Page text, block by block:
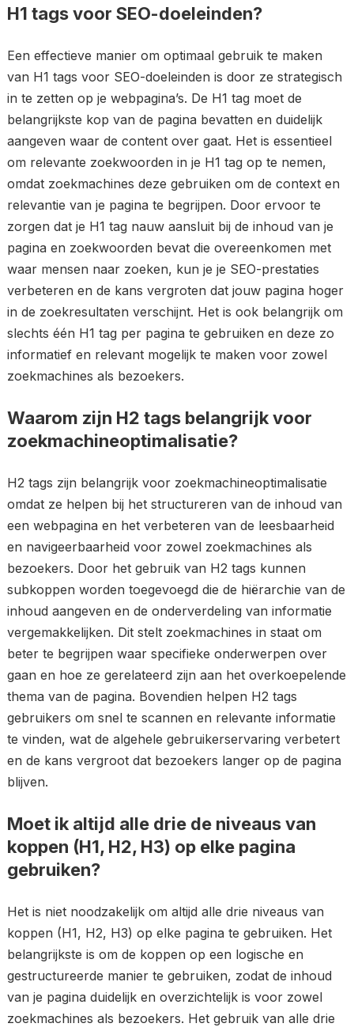
H1 tags voor SEO-doeleinden?
Een effectieve manier om optimaal gebruik te maken
van H1 tags voor SEO-doeleinden is door ze strategisch
in te zetten op je webpagina’s. De H1 tag moet de
belangrijkste kop van de pagina bevatten en duidelijk
aangeven waar de content over gaat. Het is essentieel
om relevante zoekwoorden in je H1 tag op te nemen,
omdat zoekmachines deze gebruiken om de context en
relevantie van je pagina te begrijpen. Door ervoor te
zorgen dat je H1 tag nauw aansluit bij de inhoud van je
pagina en zoekwoorden bevat die overeenkomen met
waar mensen naar zoeken, kun je je SEO-prestaties
verbeteren en de kans vergroten dat jouw pagina hoger
in de zoekresultaten verschijnt. Het is ook belangrijk om
slechts één H1 tag per pagina te gebruiken en deze zo
informatief en relevant mogelijk te maken voor zowel
zoekmachines als bezoekers.
Waarom zijn H2 tags belangrijk voor
zoekmachineoptimalisatie?
H2 tags zijn belangrijk voor zoekmachineoptimalisatie
omdat ze helpen bij het structureren van de inhoud van
een webpagina en het verbeteren van de leesbaarheid
en navigeerbaarheid voor zowel zoekmachines als
bezoekers. Door het gebruik van H2 tags kunnen
subkoppen worden toegevoegd die de hiërarchie van de
inhoud aangeven en de onderverdeling van informatie
vergemakkelijken. Dit stelt zoekmachines in staat om
beter te begrijpen waar specifieke onderwerpen over
gaan en hoe ze gerelateerd zijn aan het overkoepelende
thema van de pagina. Bovendien helpen H2 tags
gebruikers om snel te scannen en relevante informatie
te vinden, wat de algehele gebruikerservaring verbetert
en de kans vergroot dat bezoekers langer op de pagina
blijven.
Moet ik altijd alle drie de niveaus van
koppen (H1, H2, H3) op elke pagina
gebruiken?
Het is niet noodzakelijk om altijd alle drie niveaus van
koppen (H1, H2, H3) op elke pagina te gebruiken. Het
belangrijkste is om de koppen op een logische en
gestructureerde manier te gebruiken, zodat de inhoud
van je pagina duidelijk en overzichtelijk is voor zowel
zoekmachines als bezoekers. Het gebruik van alle drie